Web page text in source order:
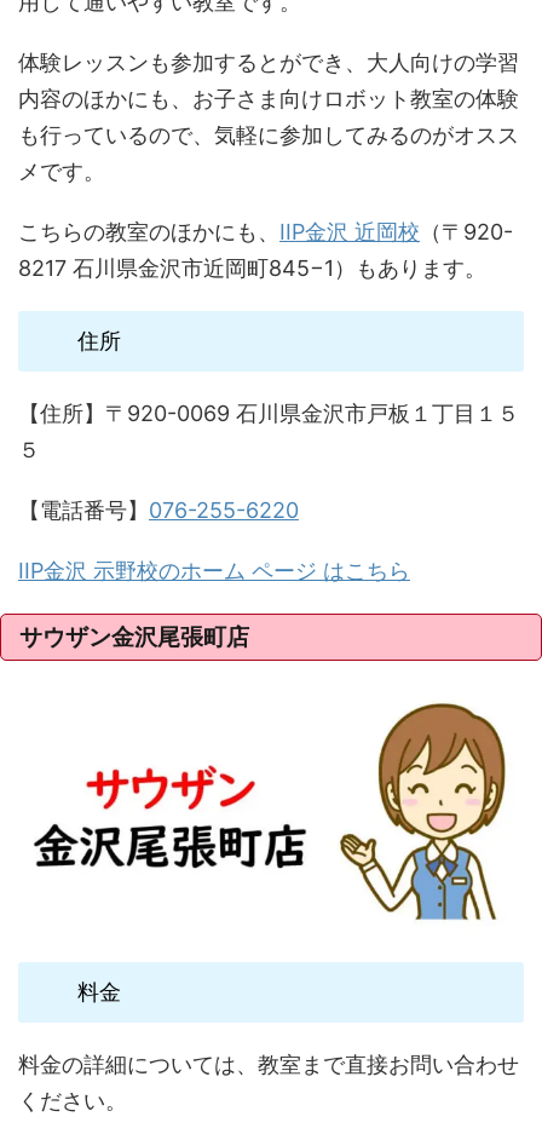
体験レッスンも参加するとができ、大人向けの学習
内容のほかにも、お子さま向けロボット教室の体験
も行っているので、気軽に参加してみるのがオスス
メです。
こちらの教室のほかにも、 IIP金沢 近岡校 （〒920-
8217 石川県金沢市近岡町845−1）もあります。
住所
【住所】〒920-0069 石川県金沢市戸板１丁目１５
５
【電話番号】 076-255-6220
IIP金沢 示野校のホーム ページ はこちら
サウザン金沢尾張町店
料金
料金の詳細については、教室まで直接お問い合わせ
ください。